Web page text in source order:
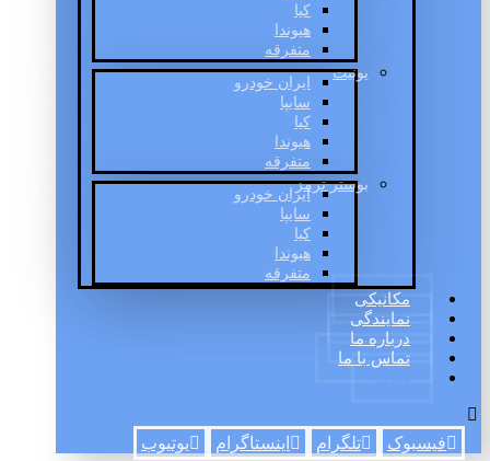
کیا
هیوندا
متفرقه
یونیت
ایران خودرو
سایپا
کیا
هیوندا
متفرقه
بوستر ترمز
ایران خودرو
سایپا
کیا
هیوندا
متفرقه
مکانیکی
نمایندگی
درباره ما
تماس با ما
فیسبوک تلگرام اینستاگرام یوتیوب